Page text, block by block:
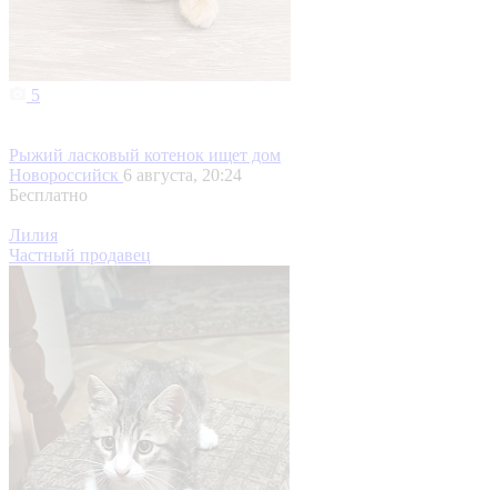
5
Рыжий ласковый котенок ищет дом
Новороссийск 6 августа, 20:24
Бесплатно
Лилия
Частный продавец